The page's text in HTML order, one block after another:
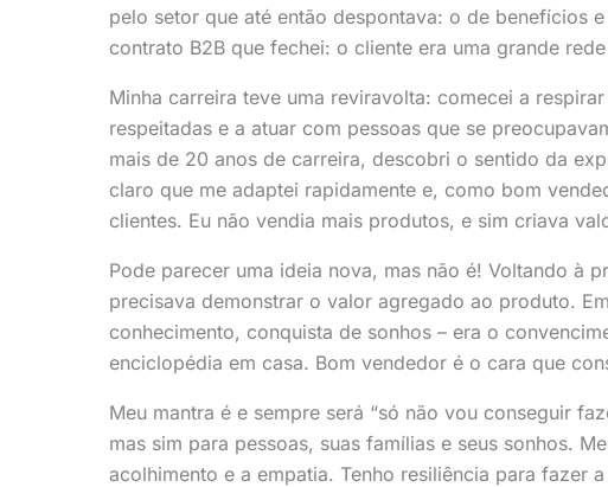
pelo setor que até então despontava: o de benefícios
contrato B2B que fechei: o cliente era uma grande
Minha carreira teve uma reviravolta: comecei a
respeitadas e a atuar com pessoas que se
mais de 20 anos de carreira, descobri o sentido da
claro que me adaptei rapidamente e, como bom
clientes. Eu não vendia mais produtos, e sim criava
Pode parecer uma ideia nova, mas não é! Voltando à
precisava demonstrar o valor agregado ao produto.
conhecimento, conquista de sonhos – era o
enciclopédia em casa. Bom vendedor é o cara que
Meu mantra é e sempre será “só não vou conseguir
mas sim para pessoas, suas famílias e seus sonhos.
acolhimento e a empatia. Tenho resiliência para fazer